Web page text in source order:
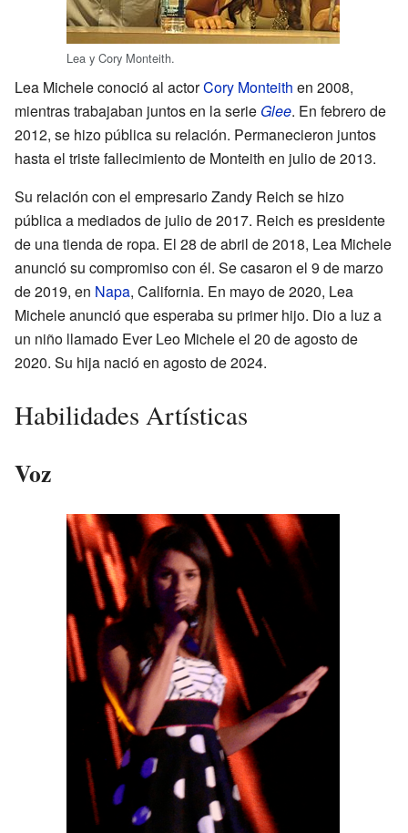
Lea y Cory Monteith.
Lea Michele conoció al actorCory Monteith en 2008,
mientras trabajaban juntos en la serie Glee. En febrero de
2012, se hizo pública su relación. Permanecieron juntos
hasta el triste fallecimiento de Monteith en julio de 2013.
Su relación con el empresario Zandy Reich se hizo
pública a mediados de julio de 2017. Reich es presidente
de una tienda de ropa. El 28 de abril de 2018, Lea Michele
anunció su compromiso con él. Se casaron el 9 de marzo
de 2019, en Napa, California. En mayo de 2020, Lea
Michele anunció que esperaba su primer hijo. Dio a luz a
un niño llamado Ever Leo Michele el 20 de agosto de
2020. Su hija nació en agosto de 2024.
Habilidades Artísticas
Voz